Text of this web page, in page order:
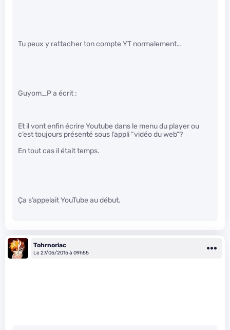
Tu peux y rattacher ton compte YT normalement…
Guyom_P a écrit :
Et il vont enfin écrire Youtube dans le menu du player ou
c’est toujours présenté sous l’appli “vidéo du web”?
En tout cas il était temps.
Ça s’appelait YouTube au début.
Tohrnoriac
Le 27/05/2015 à 09h55